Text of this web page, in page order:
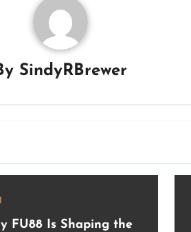
SindyRBrewer
FU88 Is Shaping the